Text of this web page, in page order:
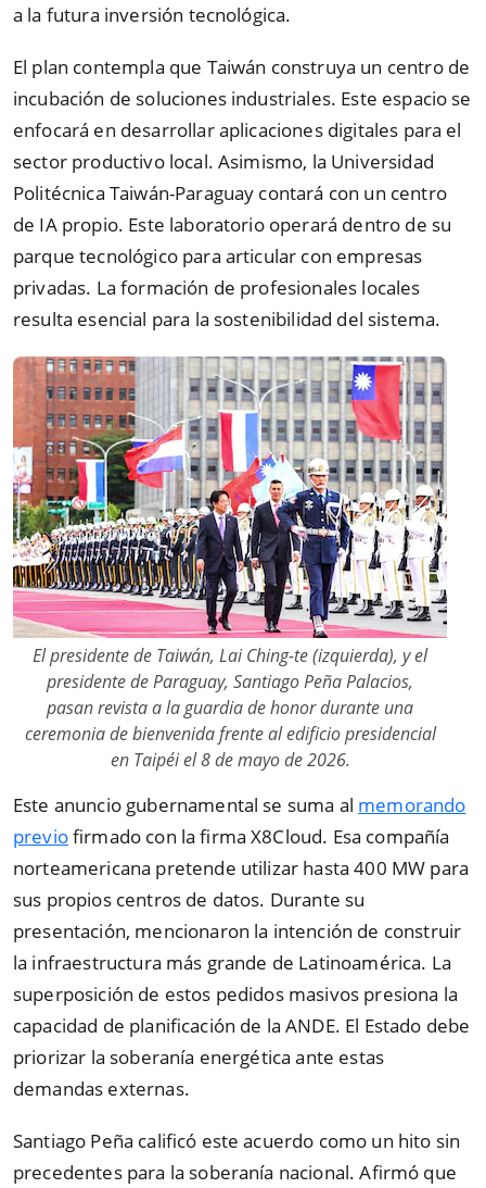
a la futura inversión tecnológica.
El plan contempla que Taiwán construya un centro de
incubación de soluciones industriales. Este espacio se
enfocará en desarrollar aplicaciones digitales para el
sector productivo local. Asimismo, la Universidad
Politécnica Taiwán-Paraguay contará con un centro
de IA propio. Este laboratorio operará dentro de su
parque tecnológico para articular con empresas
privadas. La formación de profesionales locales
resulta esencial para la sostenibilidad del sistema.
El presidente de Taiwán, Lai Ching-te (izquierda), y el
presidente de Paraguay, Santiago Peña Palacios,
pasan revista a la guardia de honor durante una
ceremonia de bienvenida frente al edificio presidencial
en Taipéi el 8 de mayo de 2026.
Este anuncio gubernamental se suma al memorando
previofirmado con la firma X8Cloud. Esa compañía
norteamericana pretende utilizar hasta 400 MW para
sus propios centros de datos. Durante su
presentación, mencionaron la intención de construir
la infraestructura más grande de Latinoamérica. La
superposición de estos pedidos masivos presiona la
capacidad de planificación de la ANDE. El Estado debe
priorizar la soberanía energética ante estas
demandas externas.
Santiago Peña calificó este acuerdo como un hito sin
precedentes para la soberanía nacional. Afirmó que